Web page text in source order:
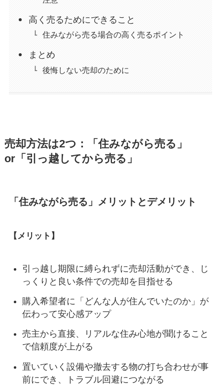
高く売るためにできること
住みながら売る場合の高く売るポイント
まとめ
後悔しない売却のために
売却方法は2つ：「住みながら売る」
or「引っ越してから売る」
「住みながら売る」メリットとデメリット
【メリット】
引っ越し期限に縛られずに売却活動ができ、じ
っくりと良い条件での売却を目指せる
購入希望者に「どんな人が住んでいたのか」が
伝わって安心感アップ
売主から直接、リアルな住み心地が聞けること
で信頼度が上がる
置いていく設備や撤去する物の打ち合わせが事
前にでき、トラブル回避につながる